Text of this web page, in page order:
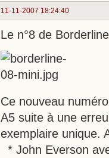
11-11-2007 18:24:40
Le n°8 de
Ce nouveau
A5 suite à une
exemplaire unique.
* John Everson